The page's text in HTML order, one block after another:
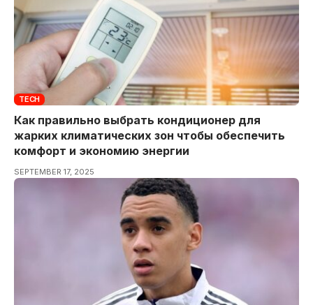
TECH
Как правильно выбрать кондиционер для
жарких климатических зон чтобы обеспечить
комфорт и экономию энергии
SEPTEMBER 17, 2025